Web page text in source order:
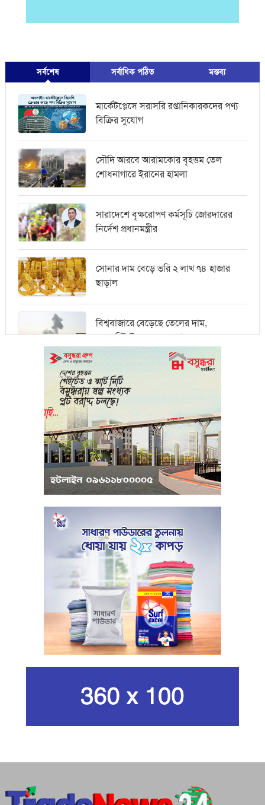
সর্বশেষ সর্বাধিক পঠিত মস্তব্য
মার্কেটপ্লেসে সরাসরি রপ্তানিকারকদের পণ্য
বিক্রির সুযোগ
সৌদি আরবে আরামকোর বৃহত্তম তেল
শোধনাগারে ইরানের হামলা
সারাদেশে বৃক্ষরোপণ কর্মসূচি জোরদারের
নির্দেশ প্রধানমন্ত্রীর
সোনার দাম বেড়ে ভরি ২ লাখ ৭৪ হাজার
ছাড়াল
বিশ্ববাজারে বেড়েছে তেলের দাম,
ওয়ালস্ট্রিটে পতনের আভাস
মধ্যপ্রাচ্যে সংকটের কারণে কার্গো পরিবহনে
বিঘ্ন ঘটছে
পরিবেশবান্ধব উদ্যোক্তারা ইউসিবি থেকে
পাবেন ২৫ লাখ টাকা ঋণ
পুঁজিবাজারে অনিয়মের তথ্য প্রদানকারীর
সুরক্ষায় বিধিমালা প্রণয়ন
খামেনি হত্যার প্রতিশোধ নেওয়ার ঘোষণা
ইরানের রেভোল্যুশনারি গার্ডের
কার্বন কারখানার ধোঁয়ায় ক্ষতির মুখে কৃষি ও
পরিবেশ
ইরানের সর্বোচ্চ ধর্মীয় নেতা খামেনি নিহত
গান দিয়ে তারুণ্যে আধুনিকতা আনতে